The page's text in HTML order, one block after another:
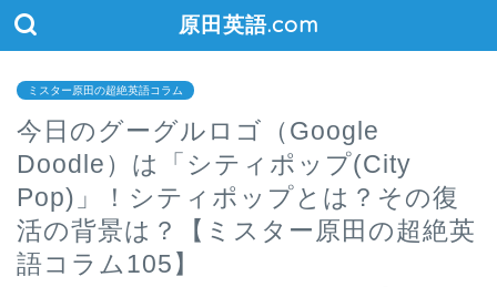
原田英語.com
ミスター原田の超絶英語コラム
今日のグーグルロゴ（Google
Doodle）は「シティポップ(City
Pop)」！シティポップとは？その復
活の背景は？【ミスター原田の超絶英
語コラム105】